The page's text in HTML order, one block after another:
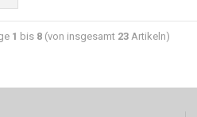
1 bis 8(von insgesamt 23Artikeln)